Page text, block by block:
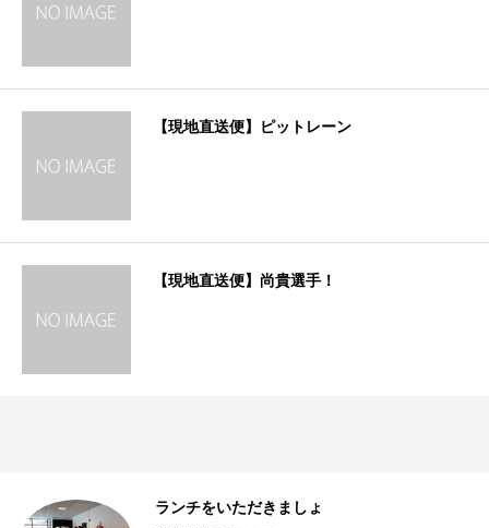
【現地直送便】ピットレーン
【現地直送便】尚貴選手！
ランチをいただきましょ